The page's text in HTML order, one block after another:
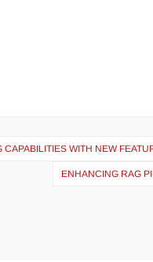
WITH NEW
ENHANCING RAG